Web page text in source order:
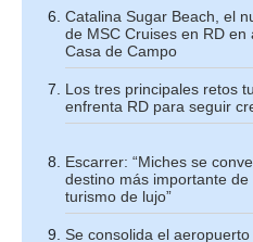
Catalina Sugar Beach, el
de MSC Cruises en RD en
Casa de Campo
Los tres principales retos
enfrenta RD para seguir
Escarrer: “Miches se
destino más importante de
turismo de lujo”
Se consolida el aeropuerto